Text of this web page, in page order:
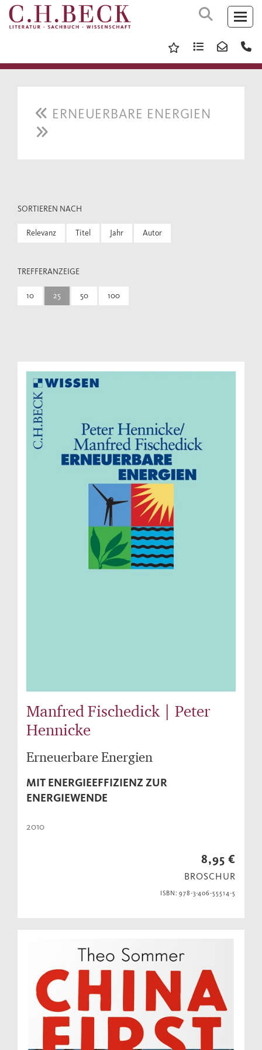
ERNEUERBARE ENERGIEN
SORTIEREN NACH
Relevanz Titel Jahr Autor
TREFFERANZEIGE
10 25 50 100
Manfred Fischedick | Peter
Hennicke
Erneuerbare Energien
MIT ENERGIEEFFIZIENZ ZUR
ENERGIEWENDE
2010
8,95 €
BROSCHUR
ISBN: 978-3-406-55514-5